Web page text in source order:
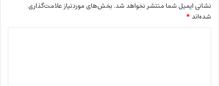
نشانی ایمیل شما منتشر نخواهد شد. بخش‌های موردنیاز علامت‌گذاری
شده‌اند*